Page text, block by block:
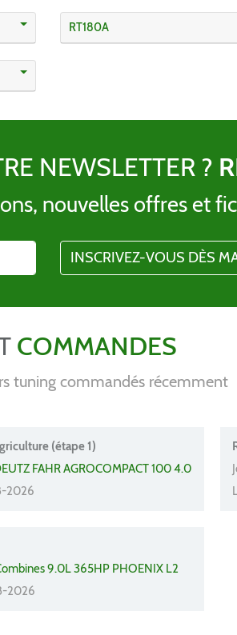
RT180A
NEWSLETTER ?
nouvelles offres et
COMMANDES
tuning commandés récemment
(étape 1)
FAHR AGROCOMPACT 100 4.0
2026
9.0L 365HP PHOENIX L2
2026